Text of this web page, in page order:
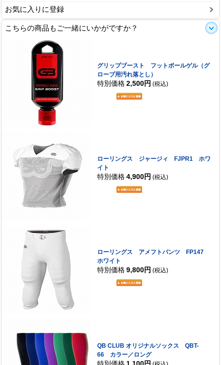
お気に入りに登録
こちらの商品もご一緒にいかがですか？
グリップブースト フットボールゲル（グ
ローブ用汚れ落とし）
特別価格 2,500円 (税込)
ローリングス ジャージィ FJPR1 ホワ
イト
特別価格 4,900円 (税込)
ローリングス アメフトパンツ FP147
ホワイト
特別価格 9,800円 (税込)
QB CLUB オリジナルソックス QBT-
66 カラー／ロング